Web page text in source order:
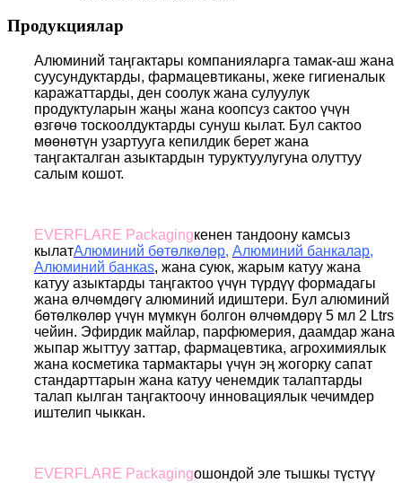
Продукциялар
Алюминий таңгактары компанияларга тамак-аш жана
суусундуктарды, фармацевтиканы, жеке гигиеналык
каражаттарды, ден соолук жана сулуулук
продуктуларын жаңы жана коопсуз сактоо үчүн
өзгөчө тоскоолдуктарды сунуш кылат. Бул сактоо
мөөнөтүн узартууга кепилдик берет жана
таңгакталган азыктардын туруктуулугуна олуттуу
салым кошот.
EVERFLARE Packagingкенен тандоону камсыз
кылатАлюминий бөтөлкөлөр, Алюминий банкалар,
Алюминий банкаs, жана суюк, жарым катуу жана
катуу азыктарды таңгактоо үчүн түрдүү формадагы
жана өлчөмдөгү алюминий идиштери. Бул алюминий
бөтөлкөлөр үчүн мүмкүн болгон өлчөмдөрү 5 мл 2 Ltrs
чейин. Эфирдик майлар, парфюмерия, даамдар жана
жыпар жыттуу заттар, фармацевтика, агрохимиялык
жана косметика тармактары үчүн эң жогорку сапат
стандарттарын жана катуу ченемдик талаптарды
талап кылган таңгактоочу инновациялык чечимдер
иштелип чыккан.
EVERFLARE Packagingошондой эле тышкы түстүү